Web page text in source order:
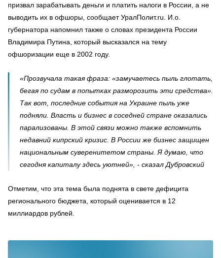
призвал зарабатывать деньги и платить налоги в России, а не
выводить их в офшоры, сообщает УралПолит.ru. И.о.
губернатора напомнил также о словах президента России
Владимира Путина, который высказался на тему
офшоризации еще в 2002 году.
«Прозвучала такая фраза: «замучаетесь пыль глотать,
бегая по судам в попытках разморозить эти средства».
Так вот, последние события на Украине пыль уже
подняли. Власть и бизнес в соседней стране оказались
парализованы. В этой связи можно также вспомнить
недавний кипрский кризис. В России же бизнес защищен
национальным суверенитетом страны. Я думаю, что
сегодня капиталу здесь уютней», - сказал Дубровский
Отметим, что эта тема была поднята в свете дефицита
регионального бюджета, который оценивается в 12
миллиардов рублей.